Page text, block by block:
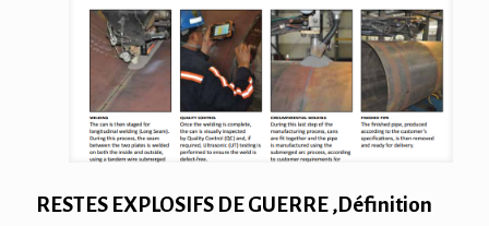
RESTES EXPLOSIFS DE GUERRE ,Définition